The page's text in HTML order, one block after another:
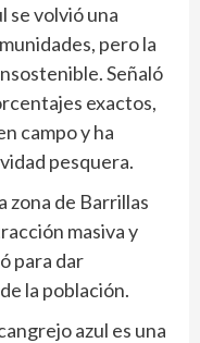
se volvió una
pero la
Señaló
exactos,
campo y ha
pesquera.
zona de Barrillas
masiva y
para dar
la población.
azul es una